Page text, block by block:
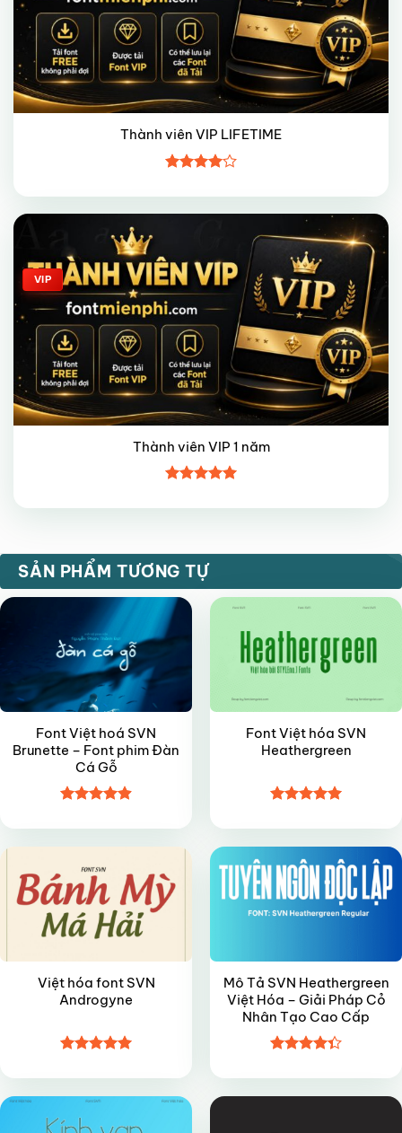
Thành viên VIP LIFETIME
xếp hạng
45 sao
Giảm giá!
VIP
Thành viên VIP 1 năm
hạng55
SẢN PHẨM TƯƠNG TỰ
VIP
Font Việt hoá SVN
Brunette – Font phim Đàn
Cá Gỗ
hạng4.95
Font Việt hóa SVN
Heathergreen
hạng55
sao
Việt hóa font SVN
Androgyne
hạng55
sao
Mô Tả SVN Heathergreen
Việt Hóa – Giải Pháp Cỏ
Nhân Tạo Cao Cấp
hạng4.35
5 sao